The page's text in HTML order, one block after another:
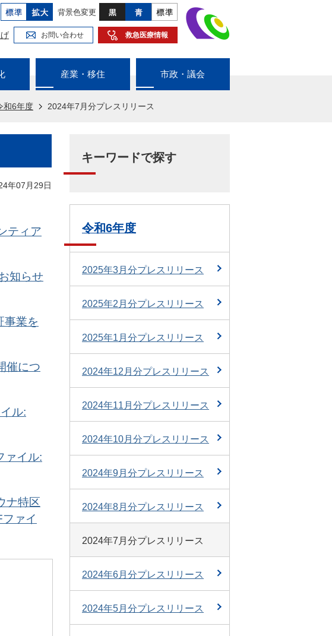
背景色変更
お問い合わせ 救急医療情報
産業・移住 市政・議会
和6年度 2024年7月分プレスリリース
年07月29日
ティア
知らせ
事業を
催につ
ル:
ァイル:
ナ特区
ァイ
キーワードで探す
令和6年度
2025年3月分プレスリリース
2025年2月分プレスリリース
2025年1月分プレスリリース
2024年12月分プレスリリース
2024年11月分プレスリリース
2024年10月分プレスリリース
2024年9月分プレスリリース
2024年8月分プレスリリース
2024年7月分プレスリリース
2024年6月分プレスリリース
2024年5月分プレスリリース